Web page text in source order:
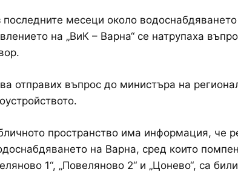
последните месеци около
на „ВиК – Варна“ се натрупаха
отправих въпрос до министъра на
пространство има информация, че
на Варна, сред които
1“, „Повеляново 2“ и „Цонево“, са